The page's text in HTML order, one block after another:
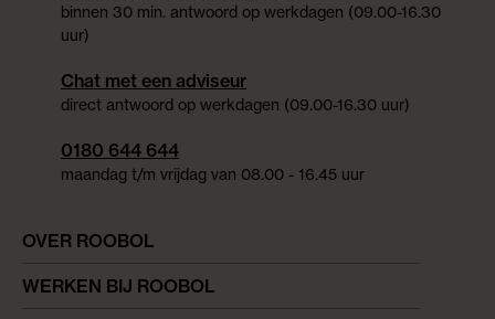
OVER ROOBOL
WERKEN BIJ ROOBOL
binnen 30 min. antwoord op werkdagen (09.00-16.30
uur)
Chat met een adviseur
direct antwoord op werkdagen (09.00-16.30 uur)
0180 644 644
maandag t/m vrijdag van 08.00 - 16.45 uur